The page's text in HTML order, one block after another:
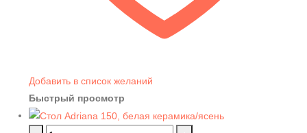
Добавить в список желаний
Быстрый просмотр